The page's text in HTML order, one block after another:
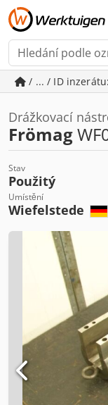
/ ... / ID
Drážkovací
Frömag
Stav
Použitý
Umístění
Wiefelstede